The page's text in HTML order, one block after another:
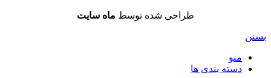
طراحی شده توسط ماه سایت
بستن
منو
دسته بندی ها